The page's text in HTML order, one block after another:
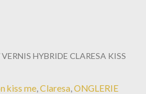
HYBRIDE CLARESA KISS
kiss me,Claresa,ONGLERIE